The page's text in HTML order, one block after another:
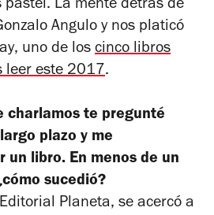
pastel. La mente detrás de
Angulo y nos platicó
, uno de los cinco libros
leer este 2017.
charlamos te pregunté
plazo y me
un libro. En menos de un
sucedió?
Planeta, se acercó a